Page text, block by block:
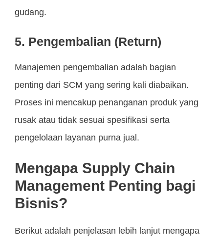
gudang.
5. Pengembalian (Return)
Manajemen pengembalian adalah bagian
penting dari SCM yang sering kali diabaikan.
Proses ini mencakup penanganan produk yang
rusak atau tidak sesuai spesifikasi serta
pengelolaan layanan purna jual.
Mengapa Supply Chain
Management Penting bagi
Bisnis?
Berikut adalah penjelasan lebih lanjut mengapa